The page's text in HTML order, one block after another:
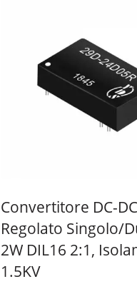
Convertitore DC-DC
Regolato Singolo/
2W DIL16 2:1,
1.5KV